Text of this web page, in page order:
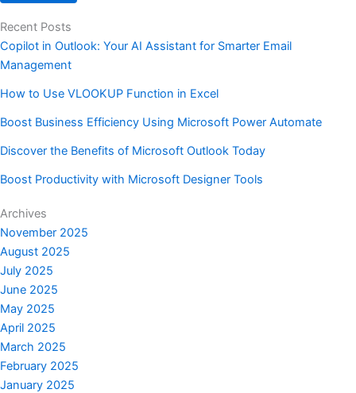
Recent Posts
Copilot in Outlook: Your AI Assistant for Smarter Email
Management
How to Use VLOOKUP Function in Excel
Boost Business Efficiency Using Microsoft Power Automate
Discover the Benefits of Microsoft Outlook Today
Boost Productivity with Microsoft Designer Tools
Archives
November 2025
August 2025
July 2025
June 2025
May 2025
April 2025
March 2025
February 2025
January 2025